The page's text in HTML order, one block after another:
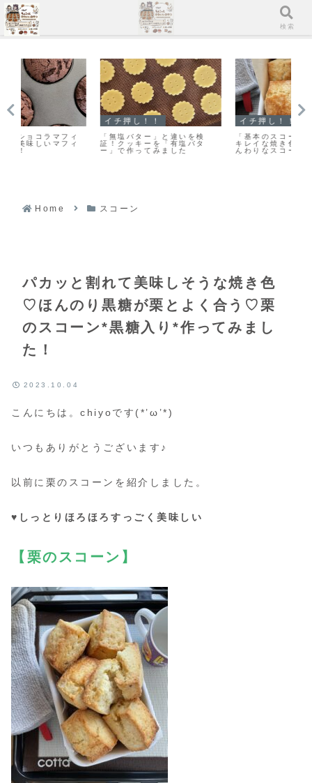
イチ押し！！
「無塩バター」と違いを検
証！クッキーを「有塩バタ
ー」で作ってみました
イチ押し！！
「基本のスコーン」こんがり
キレイな焼き色のカリッとふ
んわりなスコーンレシピだ
Home スコーン
パカッと割れて美味しそうな焼き色
♡ほんのり黒糖が栗とよく合う♡栗
のスコーン*黒糖入り*作ってみまし
た！
2023.10.04
こんにちは。chiyoです(*’ω’*)
いつもありがとうございます♪
以前に栗のスコーンを紹介しました。
♥しっとりほろほろすっごく美味しい
【栗のスコーン】
メニュー 検索